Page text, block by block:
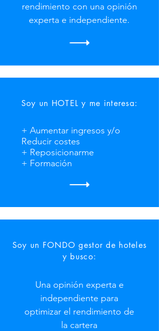
rendimiento con una opinión
experta e independiente.
Soy un HOTEL y me interesa:
+ Aumentar ingresos y/o
Reducir costes
+ Reposicionarme
+ Formación
Soy un FONDO gestor de hoteles
y busco:
Una opinión experta e
independiente para
optimizar el rendimiento de
la cartera